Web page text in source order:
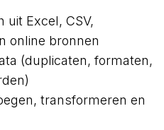
uit Excel, CSV,
online bronnen
(duplicaten, formaten,
transformeren en